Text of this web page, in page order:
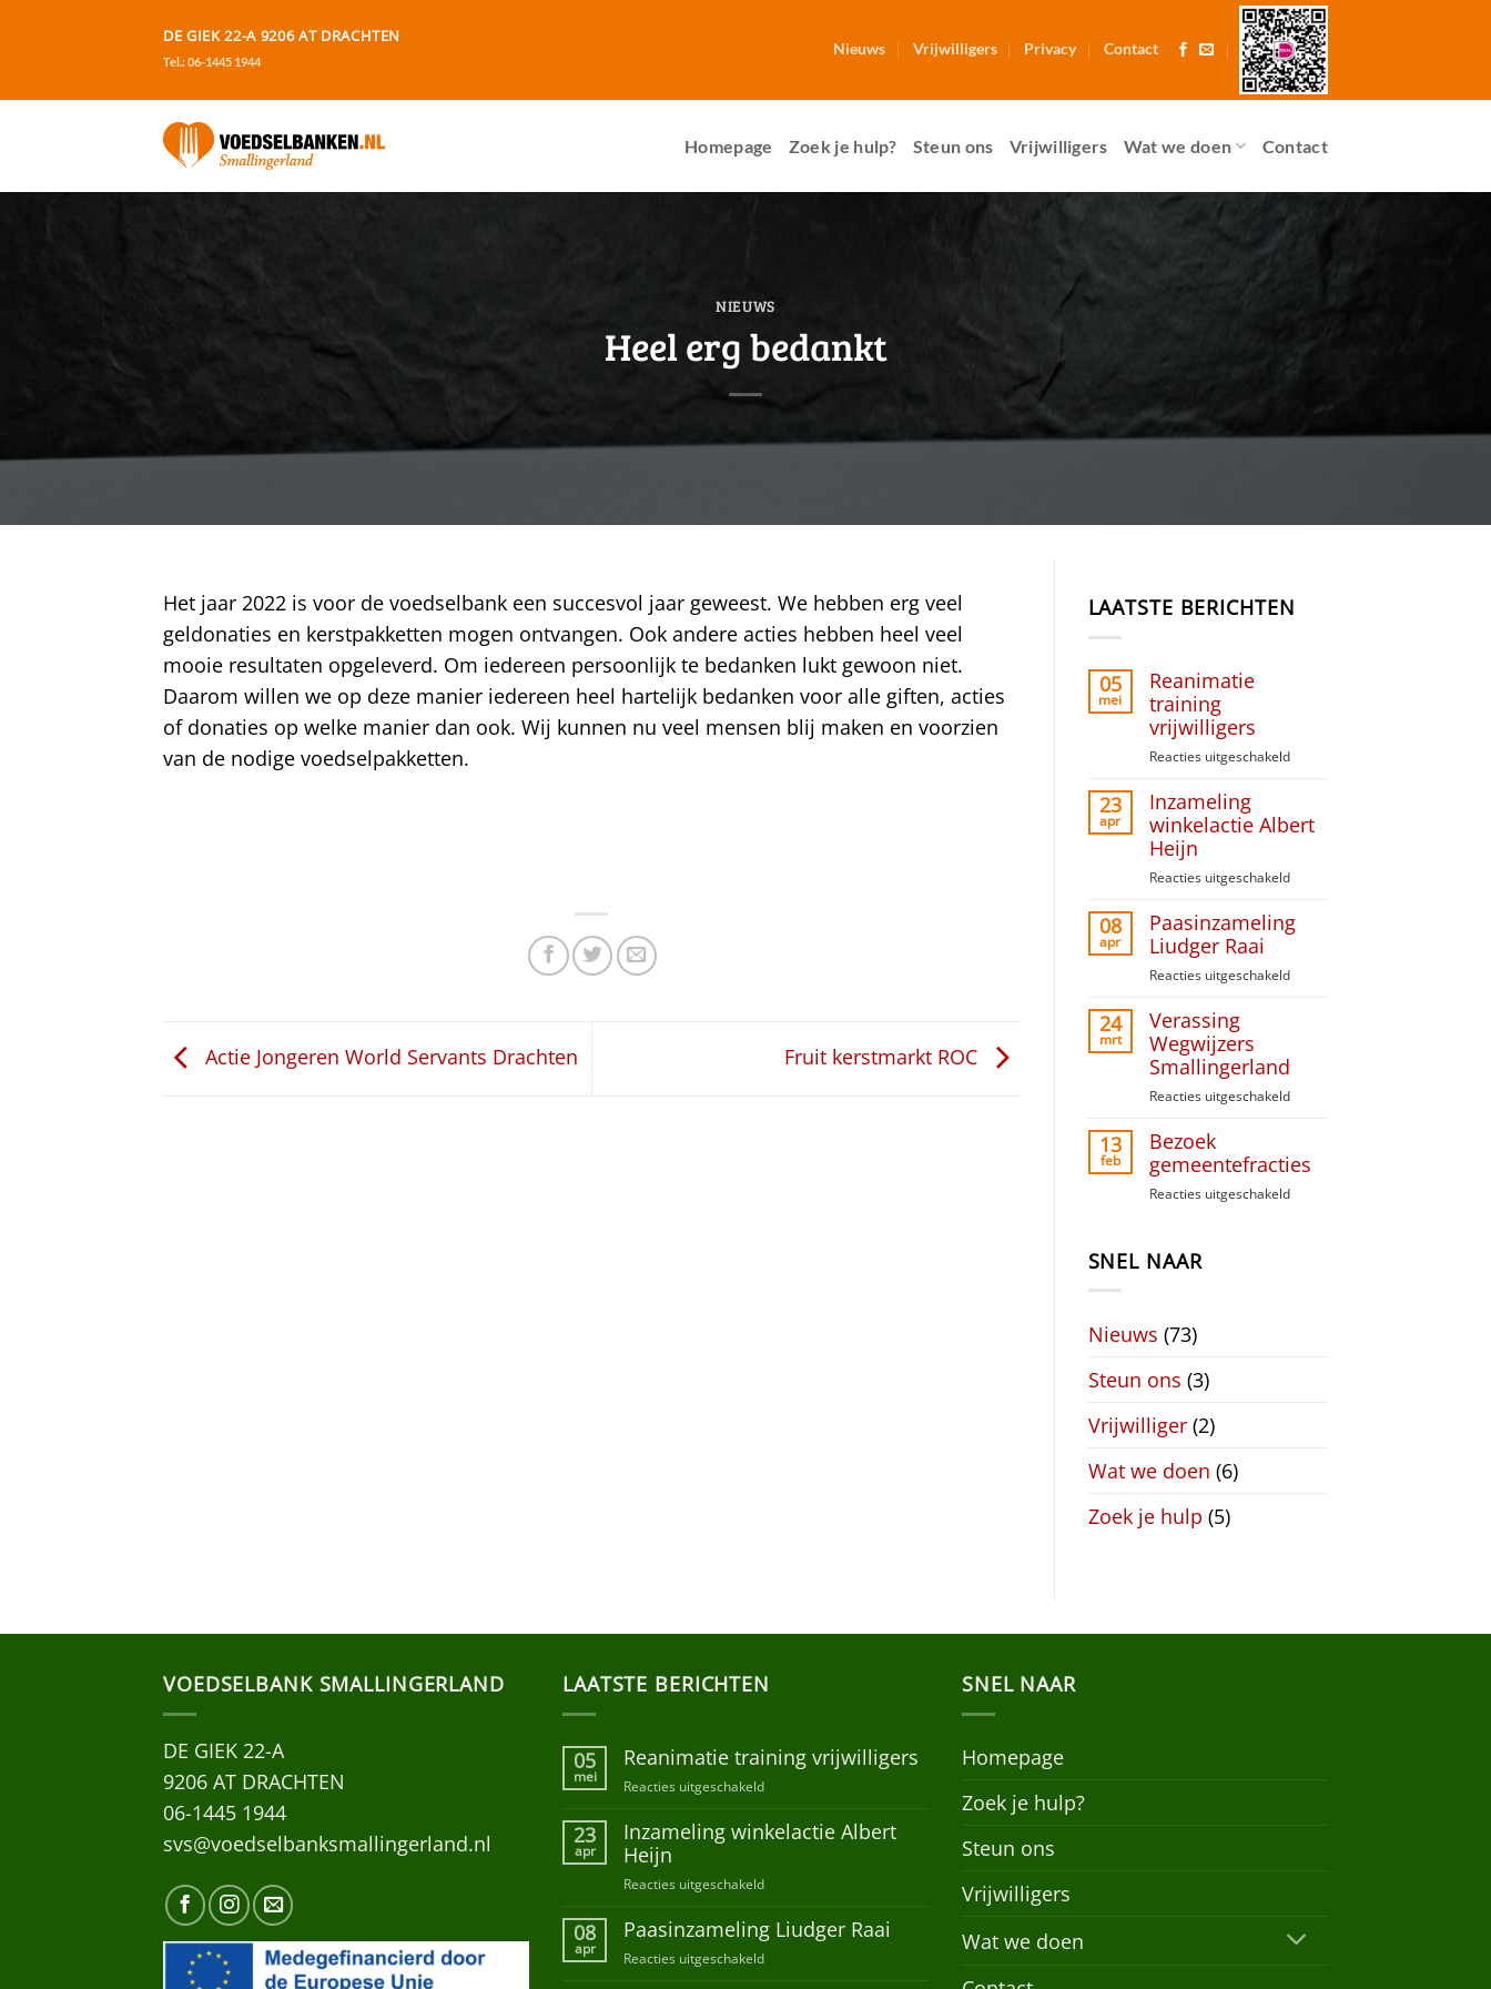
DE GIEK 22-A 9206 AT DRACHTEN
Tel.: 06-1445 1944
Nieuws Vrijwilligers Privacy Contact
Homepage Zoek je hulp? Steun ons Vrijwilligers Wat we doen Contact
NIEUWS
Heel erg bedankt
Het jaar 2022 is voor de voedselbank een succesvol jaar geweest. We hebben erg veel
geldonaties en kerstpakketten mogen ontvangen. Ook andere acties hebben heel veel
mooie resultaten opgeleverd. Om iedereen persoonlijk te bedanken lukt gewoon niet.
Daarom willen we op deze manier iedereen heel hartelijk bedanken voor alle giften, acties
of donaties op welke manier dan ook. Wij kunnen nu veel mensen blij maken en voorzien
van de nodige voedselpakketten.
Actie Jongeren World Servants Drachten Fruit kerstmarkt ROC
LAATSTE BERICHTEN
05
mei
Reanimatie
training
vrijwilligers
Reacties uitgeschakeldvoor
vrijwilligers
23
apr
Inzameling
winkelactie Albert
Heijn
Reacties uitgeschakeldvoor
winkelactie
Albert
08
apr
Paasinzameling
Liudger Raai
Reacties uitgeschakeldvoor
24
mrt
Verassing
Wegwijzers
Smallingerland
Reacties uitgeschakeldvoor
Smallingerland
13
feb
Bezoek
gemeentefracties
Reacties uitgeschakeldvoor
SNEL NAAR
Nieuws (73)
Steun ons (3)
Vrijwilliger(2)
Wat we doen (6)
Zoek je hulp (5)
VOEDSELBANK SMALLINGERLAND
DE GIEK 22-A
9206 AT DRACHTEN
06-1445 1944
svs@voedselbanksmallingerland.nl
LAATSTE BERICHTEN
05
mei
Reanimatie training vrijwilligers
Reacties uitgeschakeld
training
23
apr
Inzameling winkelactie Albert
Heijn
Reacties uitgeschakeld
winkelactie
Albert
08
apr
Paasinzameling Liudger Raai
Reacties uitgeschakeld
SNEL NAAR
Homepage
Zoek je hulp?
Steun ons
Vrijwilligers
Wat we doen